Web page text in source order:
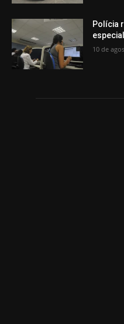
Polícia
10 de